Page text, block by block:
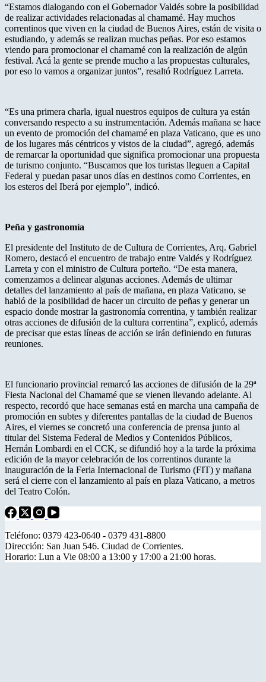
“Estamos dialogando con el Gobernador Valdés sobre la posibilidad
de realizar actividades relacionadas al chamamé. Hay muchos
correntinos que viven en la ciudad de Buenos Aires, están de visita o
estudiando, y además se realizan muchas peñas. Por eso estamos
viendo para promocionar el chamamé con la realización de algún
festival. Acá la gente se prende mucho a las propuestas culturales,
por eso lo vamos a organizar juntos”, resaltó Rodríguez Larreta.
“Es una primera charla, igual nuestros equipos de cultura ya están
conversando respecto a su instrumentación. Además mañana se hace
un evento de promoción del chamamé en plaza Vaticano, que es uno
de los lugares más céntricos y vistos de la ciudad”, agregó, además
de remarcar la oportunidad que significa promocionar una propuesta
de turismo conjunto. “Buscamos que los turistas lleguen a Capital
Federal y puedan pasar unos días en destinos como Corrientes, en
los esteros del Iberá por ejemplo”, indicó.
Peña y gastronomía
El presidente del Instituto de de Cultura de Corrientes, Arq. Gabriel
Romero, destacó el encuentro de trabajo entre Valdés y Rodríguez
Larreta y con el ministro de Cultura porteño. “De esta manera,
comenzamos a delinear algunas acciones. Además de ultimar
detalles del lanzamiento al país de mañana, en plaza Vaticano, se
habló de la posibilidad de hacer un circuito de peñas y generar un
espacio donde mostrar la gastronomía correntina, y también realizar
otras acciones de difusión de la cultura correntina”, explicó, además
de precisar que estas líneas de acción se irán definiendo en futuras
reuniones.
El funcionario provincial remarcó las acciones de difusión de la 29ª
Fiesta Nacional del Chamamé que se vienen llevando adelante. Al
respecto, recordó que hace semanas está en marcha una campaña de
promoción en subtes y diferentes pantallas de la ciudad de Buenos
Aires, el viernes se concretó una conferencia de prensa junto al
titular del Sistema Federal de Medios y Contenidos Públicos,
Hernán Lombardi en el CCK, se difundió hoy a la tarde la próxima
edición de la mayor celebración de los correntinos durante la
inauguración de la Feria Internacional de Turismo (FIT) y mañana
será el cierre con el lanzamiento al país en plaza Vaticano, a metros
del Teatro Colón.
Teléfono: 0379 423-0640 - 0379 431-8800
Dirección: San Juan 546. Ciudad de Corrientes.
Horario: Lun a Vie 08:00 a 13:00 y 17:00 a 21:00 horas.